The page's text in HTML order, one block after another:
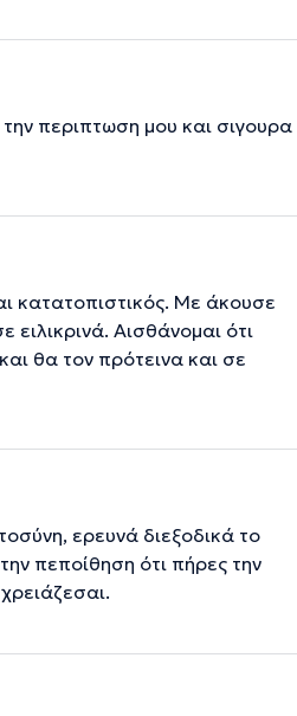
περιπτωση μου και σιγουρα
κατατοπιστικός. Με άκουσε
ειλικρινά. Αισθάνομαι ότι
θα τον πρότεινα και σε
ερευνά διεξοδικά το
πεποίθηση ότι πήρες την